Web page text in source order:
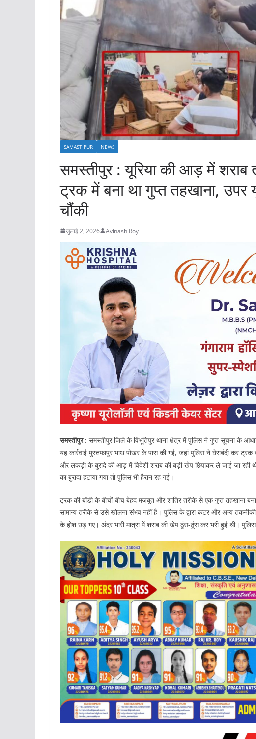
SAMASTIPUR NEWS
समस्तीपुर : यूरिया की आड़ में
ट्रक में बना था गुप्त तहखाना, उपर
चौंकी
जुलाई 2, 2026 Avinash Roy
समस्तीपुर : समस्तीपुर जिले के विभूतिपुर थाना क्षेत्र में पुलिस ने गुप्त सूचना के
यह कार्रवाई मुस्तफापुर भाथ पोखर के पास की गई, जहां पुलिस ने घेराबंदी कर
और लकड़ी के बुरादे की आड़ में विदेशी शराब की बड़ी खेप छिपाकर ले जाई जा रही
का बुरादा हटाया गया तो पुलिस भी हैरान रह गई।
ट्रक की बॉडी के बीचों-बीच बेहद मजबूत और शातिर तरीके से एक गुप्त तहखाना
सामान्य तरीके से उसे खोलना संभव नहीं है। पुलिस के द्वारा कटर और अन्य
के होश उड़ गए। अंदर भारी मात्रा में शराब की खेप ठूंस-ठूंस कर भरी हुई थी।